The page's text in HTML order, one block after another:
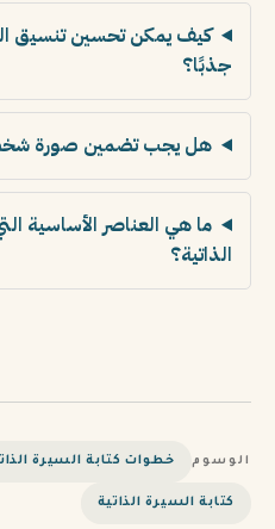
كيف يمكن تحسين تنسيق
جذبًا؟
هل يجب تضمين صورة
ما هي العناصر الأساسية
الذاتية؟
الوسوم خطوات كتابة السيرة
كتابة السيرة الذاتية